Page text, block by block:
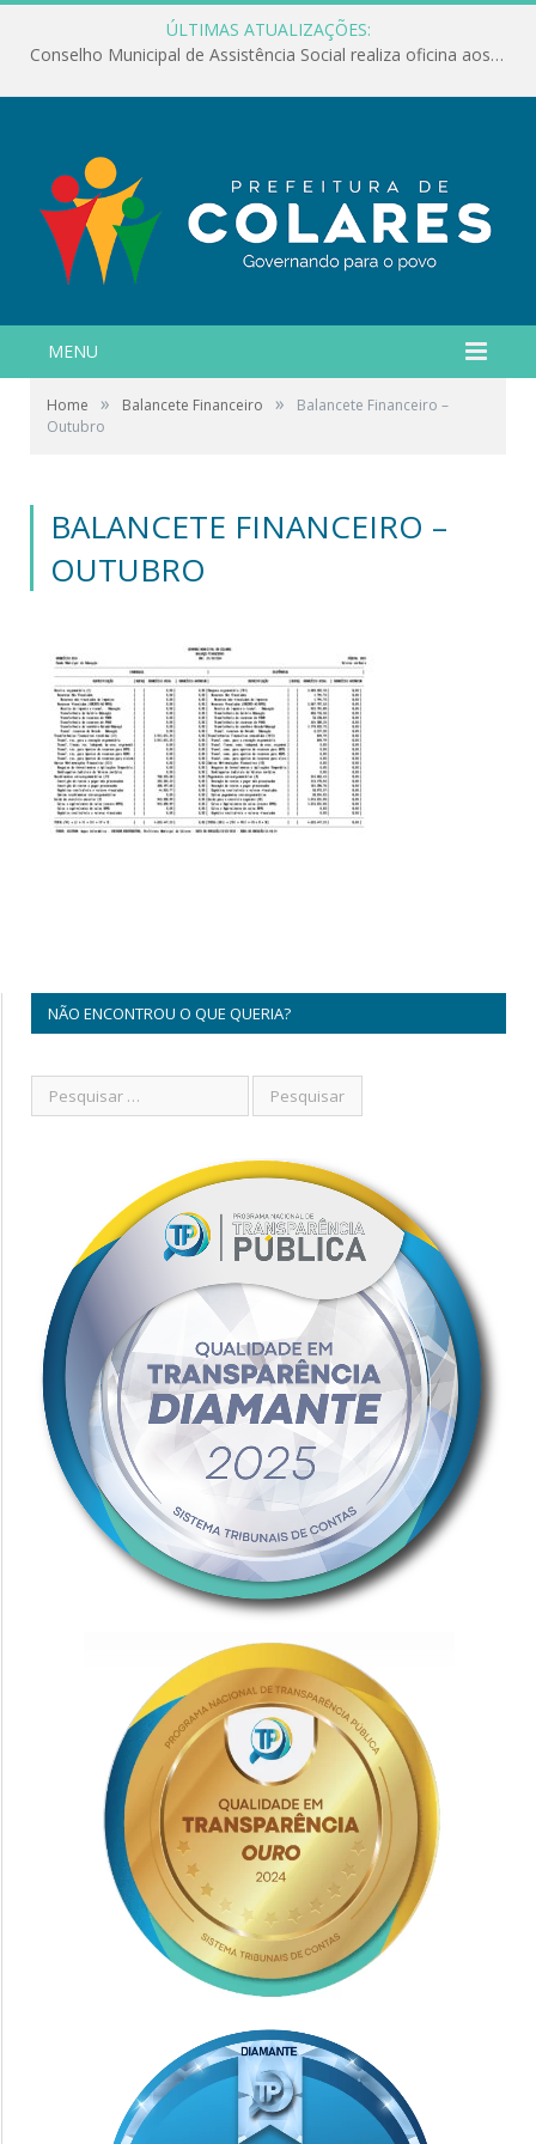
ÚLTIMAS ATUALIZAÇÕES:
Conselho Municipal de Assistência Social realiza oficina aos servidores
MENU
Home » Balancete Financeiro »
Balancete Financeiro –
Outubro
BALANCETE FINANCEIRO –
OUTUBRO
NÃO ENCONTROU O QUE QUERIA?